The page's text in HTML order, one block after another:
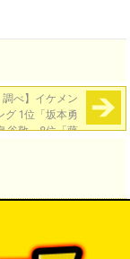
調べ】イケメン
グ 1位「坂本勇
谷敬」8位「藤